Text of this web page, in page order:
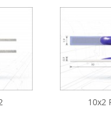
10x2